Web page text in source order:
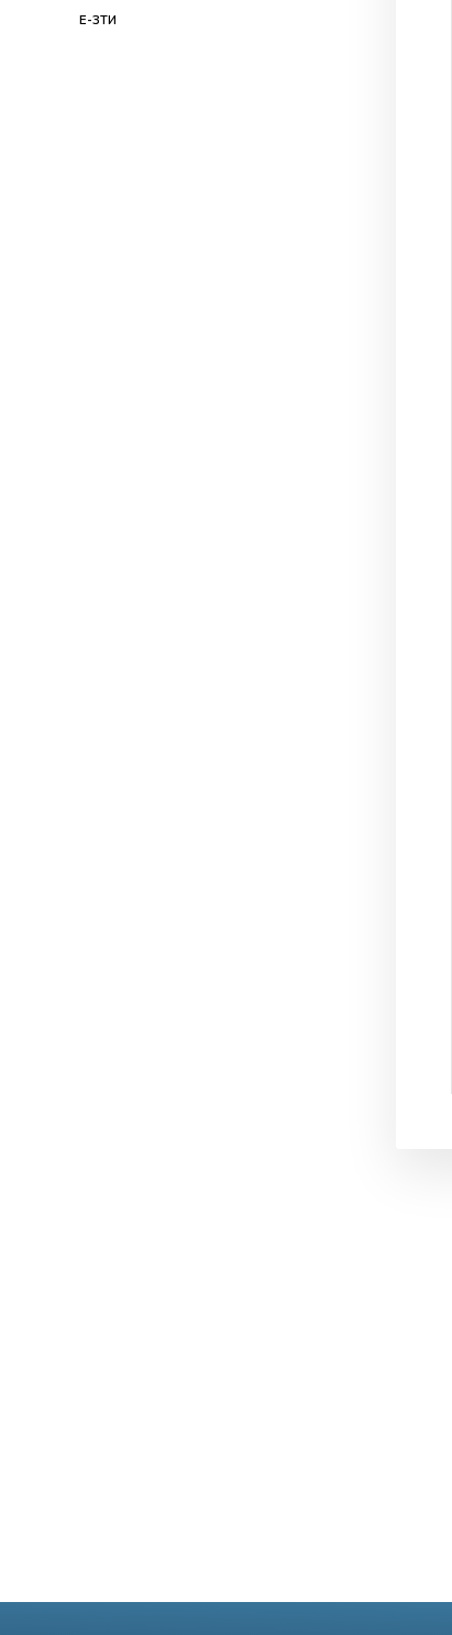
Е-ЗТИ